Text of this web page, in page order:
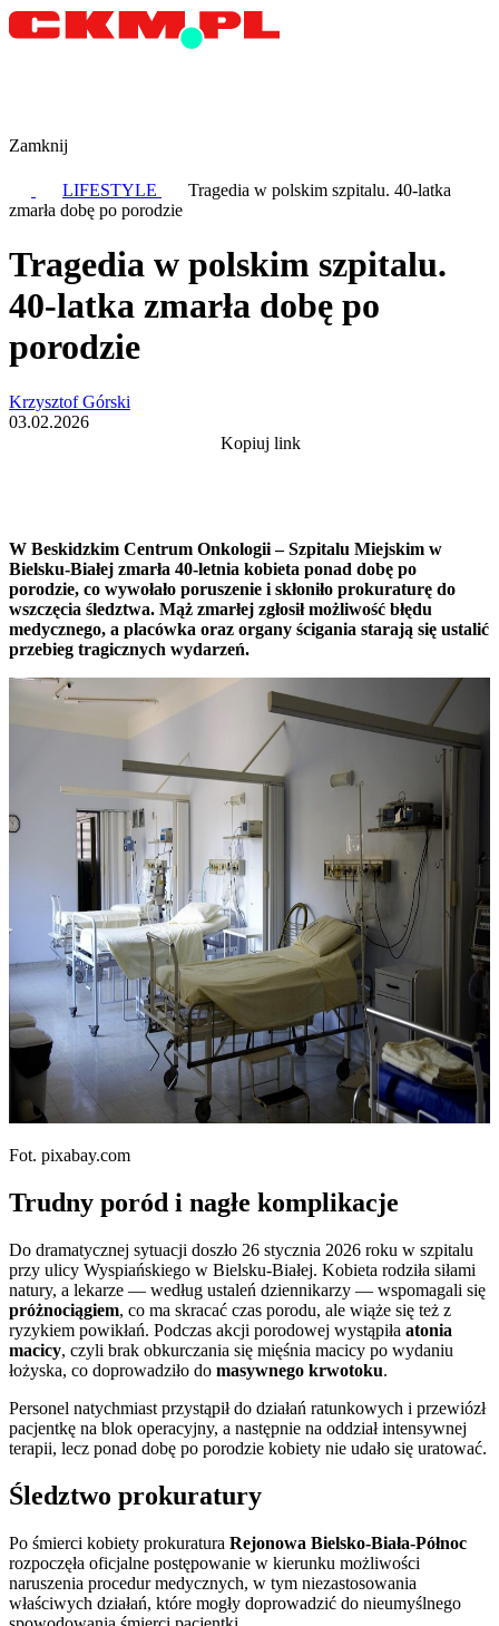
Zamknij
LIFESTYLE
Tragedia w polskim szpitalu. 40-latka
zmarła dobę po porodzie
Tragedia w polskim szpitalu.
40-latka zmarła dobę po
porodzie
Krzysztof Górski
03.02.2026
Kopiuj link
W Beskidzkim Centrum Onkologii – Szpitalu Miejskim w
Bielsku-Białej zmarła 40-letnia kobieta ponad dobę po
porodzie, co wywołało poruszenie i skłoniło prokuraturę do
wszczęcia śledztwa. Mąż zmarłej zgłosił możliwość błędu
medycznego, a placówka oraz organy ścigania starają się ustalić
przebieg tragicznych wydarzeń.
Fot. pixabay.com
Trudny poród i nagłe komplikacje
Do dramatycznej sytuacji doszło 26 stycznia 2026 roku w szpitalu
przy ulicy Wyspiańskiego w Bielsku-Białej. Kobieta rodziła siłami
natury, a lekarze — według ustaleń dziennikarzy — wspomagali się
próżnociągiem, co ma skracać czas porodu, ale wiąże się też z
ryzykiem powikłań. Podczas akcji porodowej wystąpiła atonia
macicy, czyli brak obkurczania się mięśnia macicy po wydaniu
łożyska, co doprowadziło do masywnego krwotoku.
Personel natychmiast przystąpił do działań ratunkowych i przewiózł
pacjentkę na blok operacyjny, a następnie na oddział intensywnej
terapii, lecz ponad dobę po porodzie kobiety nie udało się uratować.
Śledztwo prokuratury
Po śmierci kobiety prokuratura Rejonowa Bielsko-Biała-Północ
rozpoczęła oficjalne postępowanie w kierunku możliwości
naruszenia procedur medycznych, w tym niezastosowania
właściwych działań, które mogły doprowadzić do nieumyślnego